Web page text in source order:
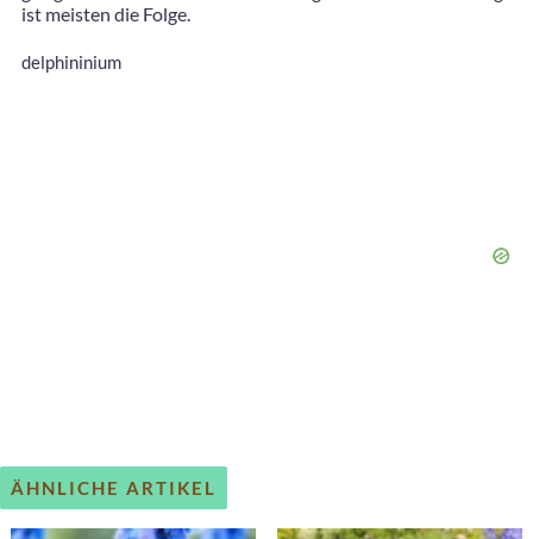
ist meisten die Folge.
delphininium
ÄHNLICHE ARTIKEL